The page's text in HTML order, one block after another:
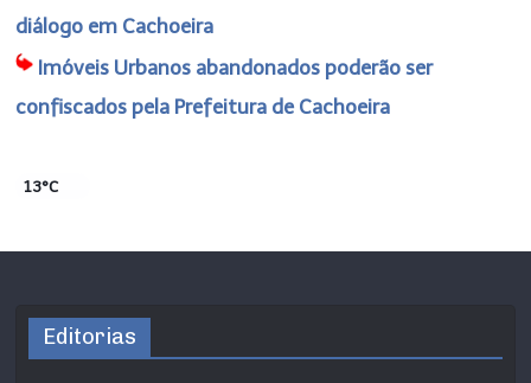
diálogo em Cachoeira
Imóveis Urbanos abandonados poderão ser
confiscados pela Prefeitura de Cachoeira
13°C
Editorias